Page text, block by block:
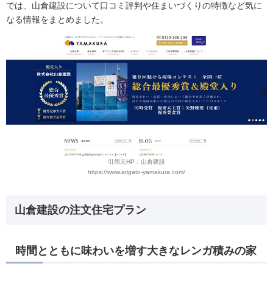
では、山倉建設について口コミ評判や住まいづくりの特徴など気に
なる情報をまとめました。
引用元HP：山倉建設
https://www.arigato-yamakura.com/
山倉建設の注文住宅プラン
時間とともに味わいを増す大きなレンガ積みの家